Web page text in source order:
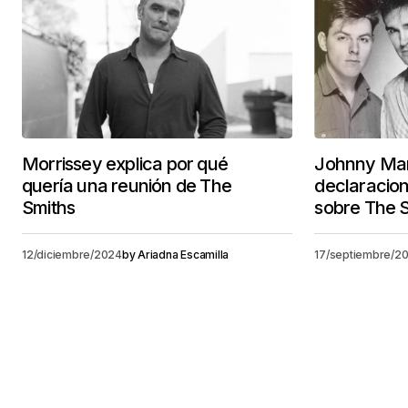
Morrissey explica por qué
quería una reunión de The
Smiths
12/diciembre/2024byAriadna Escamilla
Johnny
sobre The
17/septiembre/